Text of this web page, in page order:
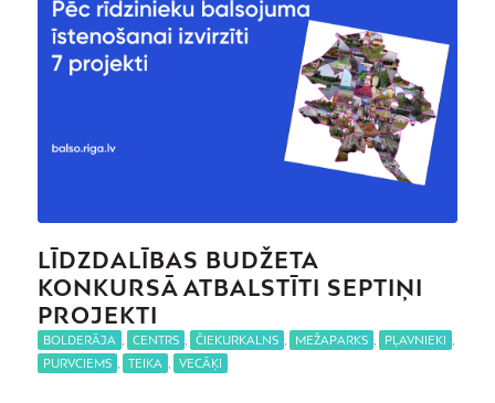
LĪDZDALĪBAS BUDŽETA
KONKURSĀ ATBALSTĪTI SEPTIŅI
PROJEKTI
BOLDERĀJA CENTRS ČIEKURKALNS MEŽAPARKS PĻAVNIEKI
PURVCIEMS
TEIKA VECĀĶI